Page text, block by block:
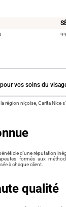
vos soins du
région niçoise, Carita Nice
d’uneréputation
formés aux
à chaque client.
qualité